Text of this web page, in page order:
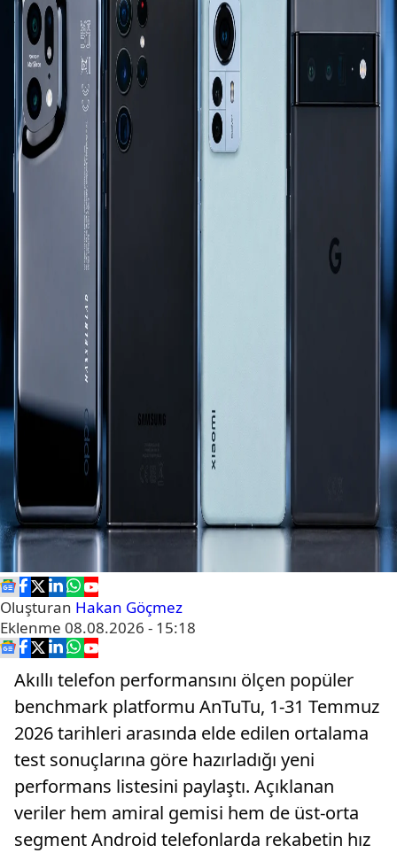
Oluşturan Hakan Göçmez
Eklenme 08.08.2026 - 15:18
Akıllı telefon performansını ölçen popüler
benchmark platformu AnTuTu, 1-31 Temmuz
2026 tarihleri arasında elde edilen ortalama
test sonuçlarına göre hazırladığı yeni
performans listesini paylaştı. Açıklanan
veriler hem amiral gemisi hem de üst-orta
segment Android telefonlarda rekabetin hız